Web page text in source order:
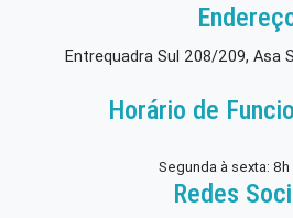
Entrequadra Sul 208/209, Asa
Horário de
Segunda à sexta: 8h
Redes